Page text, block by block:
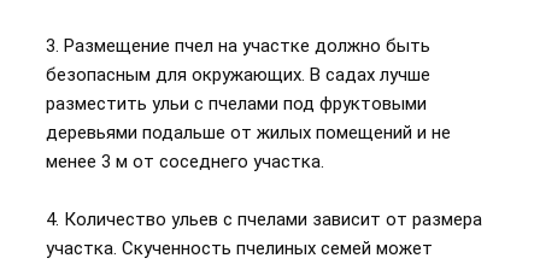
3. Размещение пчел на участке должно быть
безопасным для окружающих. В садах лучше
разместить ульи с пчелами под фруктовыми
деревьями подальше от жилых помещений и не
менее 3 м от соседнего участка.
4. Количество ульев с пчелами зависит от размера
участка. Скученность пчелиных семей может